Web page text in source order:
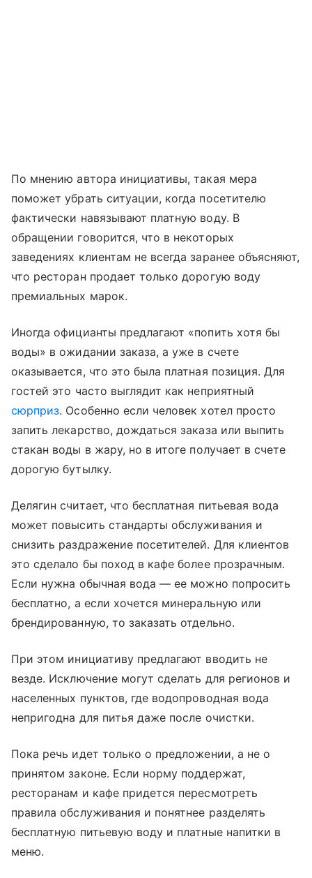
По мнению автора инициативы, такая мера
поможет убрать ситуации, когда посетителю
фактически навязывают платную воду. В
обращении говорится, что в некоторых
заведениях клиентам не всегда заранее объясняют,
что ресторан продает только дорогую воду
премиальных марок.
Иногда официанты предлагают «попить хотя бы
воды» в ожидании заказа, а уже в счете
оказывается, что это была платная позиция. Для
гостей это часто выглядит как неприятный
сюрприз. Особенно если человек хотел просто
запить лекарство, дождаться заказа или выпить
стакан воды в жару, но в итоге получает в счете
дорогую бутылку.
Делягин считает, что бесплатная питьевая вода
может повысить стандарты обслуживания и
снизить раздражение посетителей. Для клиентов
это сделало бы поход в кафе более прозрачным.
Если нужна обычная вода — ее можно попросить
бесплатно, а если хочется минеральную или
брендированную, то заказать отдельно.
При этом инициативу предлагают вводить не
везде. Исключение могут сделать для регионов и
населенных пунктов, где водопроводная вода
непригодна для питья даже после очистки.
Пока речь идет только о предложении, а не о
принятом законе. Если норму поддержат,
ресторанам и кафе придется пересмотреть
правила обслуживания и понятнее разделять
бесплатную питьевую воду и платные напитки в
меню.